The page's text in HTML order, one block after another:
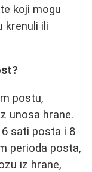
koji mogu
krenuli ili
postu,
unosa hrane.
sati posta i 8
perioda posta,
iz hrane,